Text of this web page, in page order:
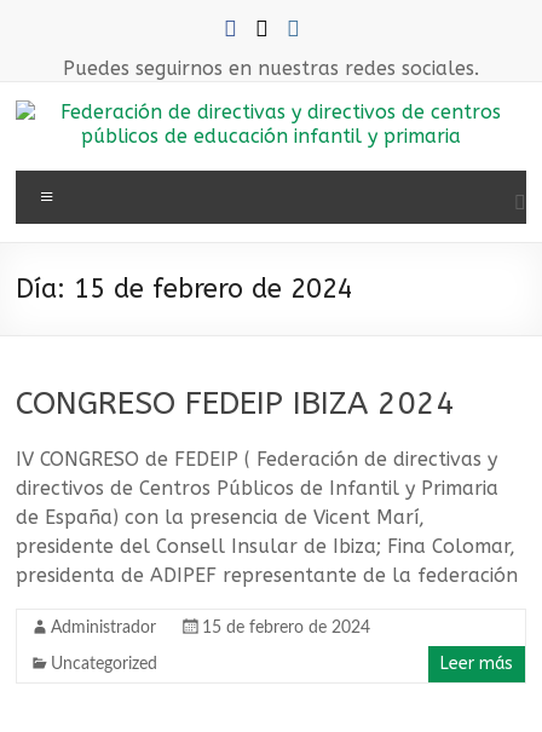
contenidoPuedes seguirnos en nuestras redes sociales.
Federación
de
directivas
de
centros
públicos
de
educación
infantil
Día: 15 de febrero de 2024
CONGRESO FEDEIP IBIZA 2024
IV CONGRESO de FEDEIP ( Federación de directivas y
directivos de Centros Públicos de Infantil y Primaria
de España) con la presencia de Vicent Marí,
presidente del Consell Insular de Ibiza; Fina Colomar,
presidenta de ADIPEF representante de la federación
Administrador 15 de febrero de 2024
Uncategorized Leer más